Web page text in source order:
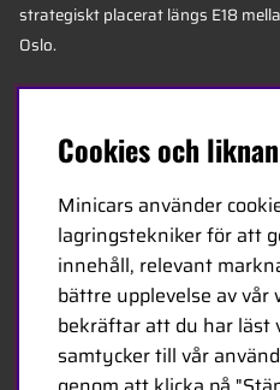
strategiskt placerat längs E18
Oslo.
Kontakta oss
Bli återförsäljare
Bli leverantör
Jobba hos oss
Cookies och
Minicars använder
lagringstekniker för att
innehåll, relevant
bättre upplevelse av vår
bekräftar att du har läst
samtycker till vår